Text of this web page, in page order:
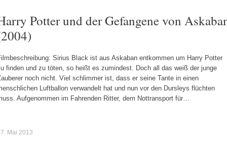
Potter und der Gefangene von
Sirius Black ist aus Askaban entkommen um Harry Potter
finden und zu töten, so heißt es zumindest. Doch all das weiß der junge
noch nicht. Viel schlimmer ist, dass er seine Tante in einen
Luftballon verwandelt hat und nun vor den Dursleys flüchten
Aufgenommen im Fahrenden Ritter, dem Nottransport für…
Mai 2013